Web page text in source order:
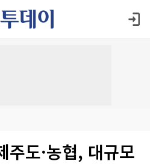
도·농협, 대규모